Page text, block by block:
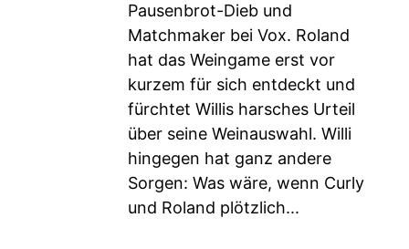
Pausenbrot-Dieb und
Matchmaker bei Vox. Roland
hat das Weingame erst vor
kurzem für sich entdeckt und
fürchtet Willis harsches Urteil
über seine Weinauswahl. Willi
hingegen hat ganz andere
Sorgen: Was wäre, wenn Curly
und Roland plötzlich...